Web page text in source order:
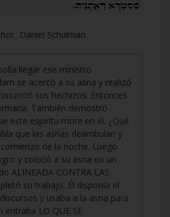
Daniel Schulman
llegar ese ministro
se acercó a su asna y realizó
sus hechizos. Entonces
También demostró
este espíritu more en él. ¿Qué
que las asnas deambulan y
de la noche. Luego
y colocó a su asna en un
ALINEADA CONTRA LAS
su trabajo. Él disponía el
y usaba a la asna para
entraba LO QUE SE